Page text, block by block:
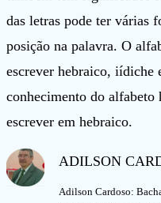
das letras pode ter várias
posição na palavra. O
escrever hebraico, iídiche
conhecimento do alfabeto
escrever em hebraico.
ADILSON
Adilson Cardoso: